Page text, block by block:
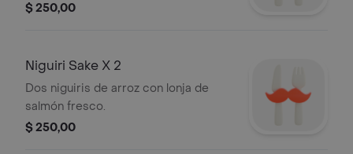
$ 250,00
Niguiri Sake X 2
Dos niguiris de arroz con lonja de
salmón fresco.
$ 250,00